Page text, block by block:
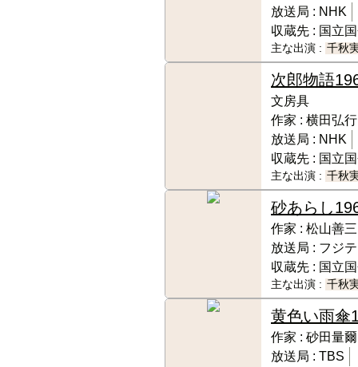
放送局 : NHK
収蔵先 : 国立
主な出演 : 千秋
次郎物語
文房具
作家 : 横田弘行
放送局 : NHK
収蔵先 : 国立
主な出演 : 千秋
砂あらし
作家 : 松山善三
放送局 : フジ
収蔵先 : 国立
主な出演 : 千秋
黄色い雨傘
作家 : 砂田量爾
放送局 : TBS